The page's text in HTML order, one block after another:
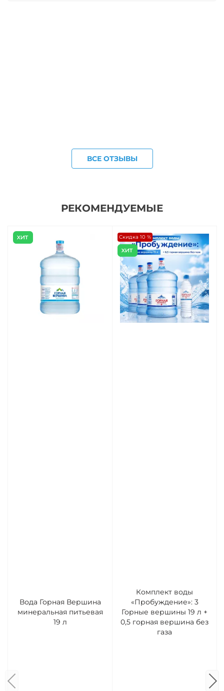
ВСЕ ОТЗЫВЫ
РЕКОМЕНДУЕМЫЕ
Вода Горная Вершина
минеральная питьевая
19 л
Скидка 10 %
Комплект воды
«Пробуждение»: 3
Горные вершины 19 л +
0,5 горная вершина без
газа